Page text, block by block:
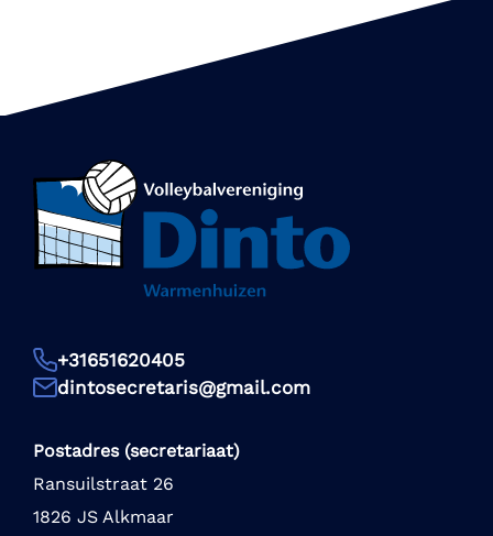
+31651620405
dintosecretaris@gmail.com
Postadres (secretariaat)
Ransuilstraat 26
1826 JS Alkmaar